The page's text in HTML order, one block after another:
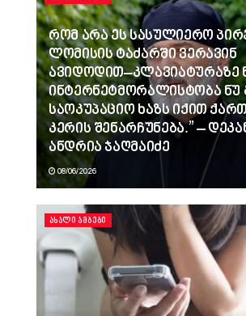
რომ არა ეს სასულიერო
ლომისის ტაძარში ვერავინ
ავიდოდით–კლავიატურაზე
ინტერნეტმორალისტობა ნუ
საოკუპაციო ხაზს იქით
კერის შენარჩუნება.” –
ანდრია ჯაღმაიძე
08/06/2026
ᲐᲮᲐᲚᲘ ᲐᲛᲑᲔᲑᲘ